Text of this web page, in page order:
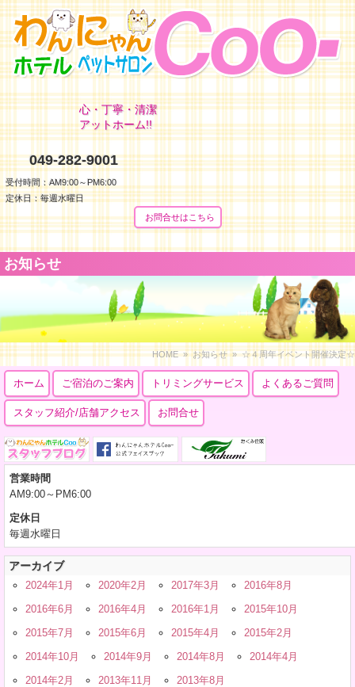
心・丁寧・清潔
アットホーム!!
049-282-9001
受付時間：AM9:00～PM6:00
定休日：毎週水曜日
お問合せはこちら
お知らせ
HOME»お知らせ» ☆４周年イベント開催決定☆
ホーム ご宿泊のご案内 トリミングサービス よくあるご質問
スタッフ紹介/店舗アクセス お問合せ
営業時間
AM9:00～PM6:00
定休日
毎週水曜日
アーカイブ
2024年1月 2020年2月 2017年3月
2016年8月
2016年6月
2016年4月 2016年1月
2015年10月
2015年7月
2015年6月 2015年4月
2015年2月
2014年10月
2014年9月 2014年8月
2014年4月
2014年2月
2013年11月 2013年8月